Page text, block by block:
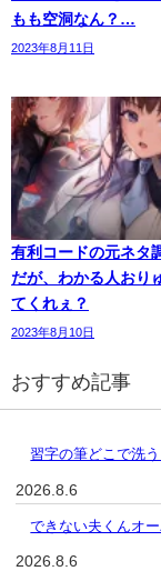
もも空洞なん？…
2023年8月11日
有利コードの元ネタ
だが、わかる人おり
てくれぇ？
2023年8月10日
おすすめ記事
習字の筆どこで洗う
2026.8.6
できない夫くんオ
2026.8.6